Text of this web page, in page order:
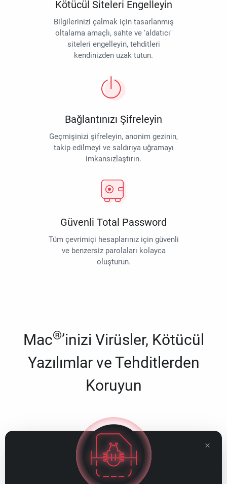
Kötücül Siteleri Engelleyin
Bilgilerinizi çalmak için tasarlanmış
oltalama amaçlı, sahte ve 'aldatıcı'
siteleri engelleyin, tehditleri
kendinizden uzak tutun.
Bağlantınızı Şifreleyin
Geçmişinizi şifreleyin, anonim gezinin,
takip edilmeyi ve saldırıya uğramayı
imkansızlaştırın.
Güvenli Total Password
Tüm çevrimiçi hesaplarınız için güvenli
ve benzersiz parolaları kolayca
oluşturun.
Mac®’inizi Virüsler, Kötücül
Yazılımlar ve Tehditlerden
Koruyun